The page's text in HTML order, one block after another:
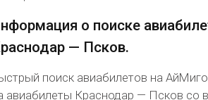
о поиске
— Псков.
поиск авиабилетов на
авиабилеты Краснодар — Псков со